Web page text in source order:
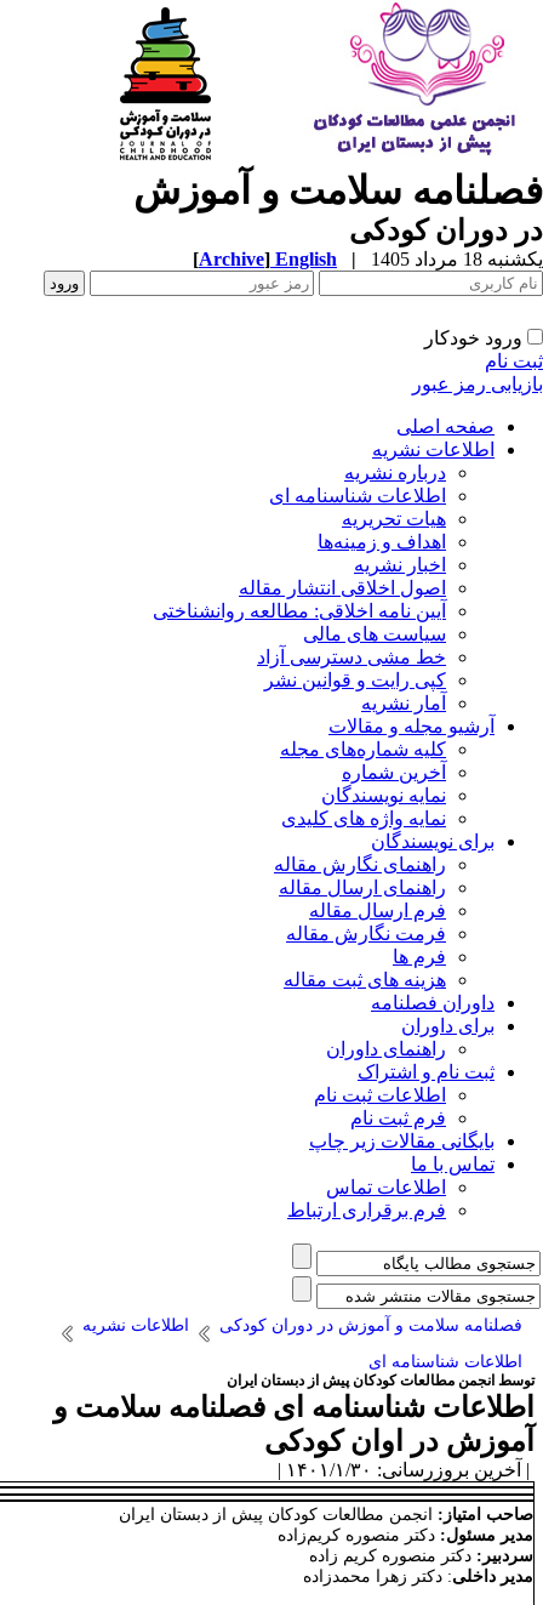
سلامت و آموزش
دوران کودکی
18 مرداد 1405 |
English
[Archive]
ورود خودکار
نام
رمز عبور
صفحه اصلی
اطلاعات نشریه
درباره نشریه
اطلاعات شناسنامه ای
هیات تحریریه
اهداف و زمینه‌ها
اخبار نشریه
اصول اخلاقی انتشار مقاله
آیین نامه اخلاقی: مطالعه روانشناختی
سیاست های مالی
خط مشی دسترسی آزاد
کپی رایت و قوانین نشر
آمار نشریه
آرشیو مجله و مقالات
کلیه شماره‌های مجله
آخرین شماره
نمایه نویسندگان
نمایه واژه های کلیدی
برای نویسندگان
راهنمای نگارش مقاله
راهنمای ارسال مقاله
فرم ارسال مقاله
فرمت نگارش مقاله
فرم ها
هزینه های ثبت مقاله
داوران فصلنامه
برای داوران
راهنمای داوران
ثبت نام و اشتراک
اطلاعات ثبت نام
فرم ثبت نام
بایگانی مقالات زیر چاپ
تماس با ما
اطلاعات تماس
فرم برقراری ارتباط
فصلنامه سلامت و آموزش در دوران کودکی
اطلاعات نشریه
اطلاعات شناسنامه ای
انجمن مطالعات کودکان پیش از دبستان ایران
شناسنامه ای فصلنامه سلامت و
در اوان کودکی
بروزرسانی: ۱۴۰۱/۱/۳۰ |
امتیاز:انجمن مطالعات کودکان پیش از دبستان ایران
مسئول: دکتر منصوره کریم‌زاده
دکتر منصوره کریم زاده
داخلی: دکتر زهرا محمدزاده